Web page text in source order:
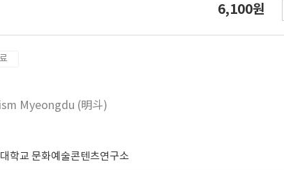
으로 거듭나기 위한 학습 과정이며, 이를 통해서 병자를 고칠 수
신 양상에 대한 합의에 이루지 못하였다. 한국 무당의 접신 양상
접할 때 엑스터시(ecstasy) 현상을 경험한다 는 것을 알 수 있
대한 의견을 제시한다. 학계의 통설은 내림 전 걸립은 쇠걸립으
을 했다는 기록은 제주도 심방의 ‘쇠동녕’으로, 명두를 만들
나 금전은 내림굿에 사용할 떡을 하고 돈은 내림굿 경비를 충당
6,100원
Myeongdu (明斗)
학교 문화예술콘텐츠연구소